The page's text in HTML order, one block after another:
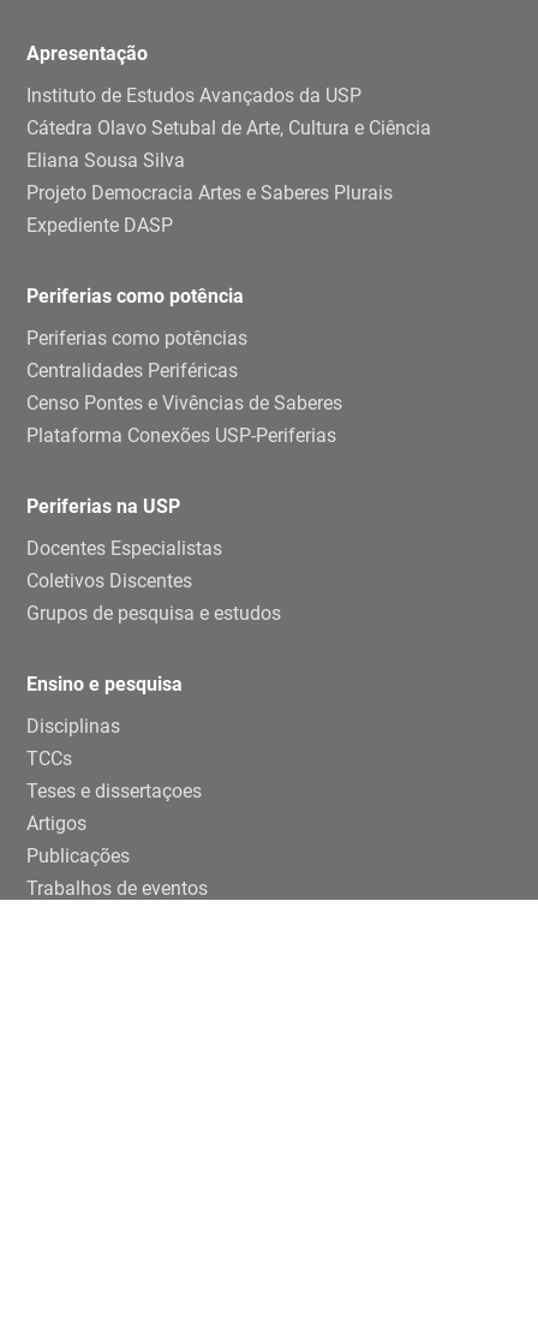
Apresentação
Instituto de Estudos Avançados da USP
Cátedra Olavo Setubal de Arte, Cultura e Ciência
Eliana Sousa Silva
Projeto Democracia Artes e Saberes Plurais
Expediente DASP
Periferias como potência
Periferias como potências
Centralidades Periféricas
Censo Pontes e Vivências de Saberes
Plataforma Conexões USP-Periferias
Periferias na USP
Docentes Especialistas
Coletivos Discentes
Grupos de pesquisa e estudos
Ensino e pesquisa
Disciplinas
TCCs
Teses e dissertaçoes
Artigos
Publicações
Trabalhos de eventos